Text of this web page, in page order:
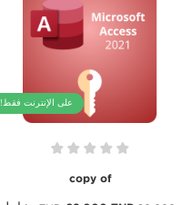
على الإنترنت فقط!
copy of